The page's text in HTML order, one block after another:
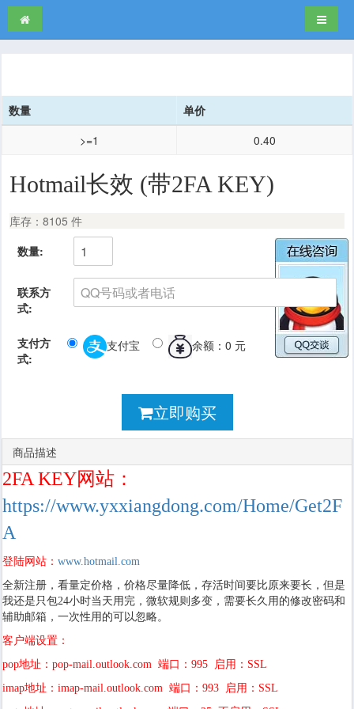
导航切
数量
单价
>=1
0.40
Hotmail长效 (带2FA KEY)
库存：8105 件
数量:
联系方
式:
支付方
式:
支付宝 余额：0 元
立即购买
商品描述
2FA KEY网站：
https://www.yxxiangdong.com/Home/Get2F
A
登陆网站： www.hotmail.com
全新注册，看量定价格，价格尽量降低，存活时间要比原来要长，但是
我还是只包24小时当天用完，微软规则多变，需要长久用的修改密码和
辅助邮箱，一次性用的可以忽略。
客户端设置：
pop地址：pop-mail.outlook.com 端口：995 启用：SSL
imap地址：imap-mail.outlook.com 端口：993 启用：SSL